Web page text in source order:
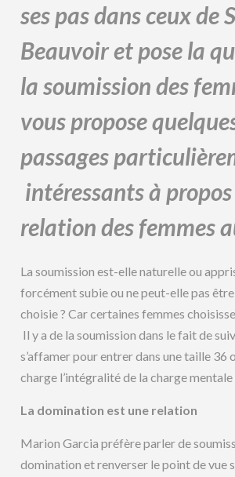
ses pas dans ceux de
Beauvoir et pose la
la soumission des
vous propose
passages
intéressants à
relation des femmes
La soumission est-elle naturelle ou
forcément subie ou ne peut-elle pas
choisie ? Car certaines femmes
Il y a de la soumission dans le fait de
s’affamer pour entrer dans une taille 36
charge l’intégralité de la charge
La domination est une relation
Marion Garcia préfère parler de
domination et renverser le point de vue